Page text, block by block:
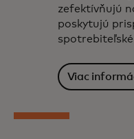
zefektívňujú
poskytujú
Viac